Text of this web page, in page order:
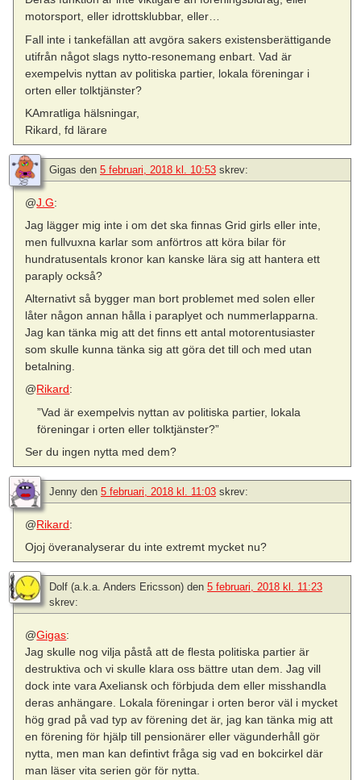
motorsport, eller idrottsklubbar, eller…
Fall inte i tankefällan att avgöra sakers existensberättigande
utifrån något slags nytto-resonemang enbart. Vad är
exempelvis nyttan av politiska partier, lokala föreningar i
orten eller tolktjänster?
KAmratliga hälsningar,
Rikard, fd lärare
Gigas den 5 februari, 2018 kl. 10:53 skrev:
@J.G:
Jag lägger mig inte i om det ska finnas Grid girls eller inte,
men fullvuxna karlar som anförtros att köra bilar för
hundratusentals kronor kan kanske lära sig att hantera ett
paraply också?
Alternativt så bygger man bort problemet med solen eller
låter någon annan hålla i paraplyet och nummerlapparna.
Jag kan tänka mig att det finns ett antal motorentusiaster
som skulle kunna tänka sig att göra det till och med utan
betalning.
@Rikard:
”Vad är exempelvis nyttan av politiska partier, lokala
föreningar i orten eller tolktjänster?”
Ser du ingen nytta med dem?
Jenny den 5 februari, 2018 kl. 11:03 skrev:
@Rikard:
Ojoj överanalyserar du inte extremt mycket nu?
Dolf (a.k.a. Anders Ericsson) den 5 februari, 2018 kl. 11:23
skrev:
@Gigas:
Jag skulle nog vilja påstå att de flesta politiska partier är
destruktiva och vi skulle klara oss bättre utan dem. Jag vill
dock inte vara Axeliansk och förbjuda dem eller misshandla
deras anhängare. Lokala föreningar i orten beror väl i mycket
hög grad på vad typ av förening det är, jag kan tänka mig att
en förening för hjälp till pensionärer eller vägunderhåll gör
nytta, men man kan defintivt fråga sig vad en bokcirkel där
man läser vita serien gör för nytta.